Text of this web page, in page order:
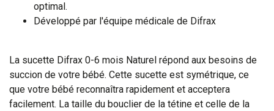
optimal.
Développé par l'équipe médicale de Difrax
La sucette Difrax 0-6 mois Naturel répond aux besoins de
succion de votre bébé. Cette sucette est symétrique, ce
que votre bébé reconnaîtra rapidement et acceptera
facilement. La taille du bouclier de la tétine et celle de la